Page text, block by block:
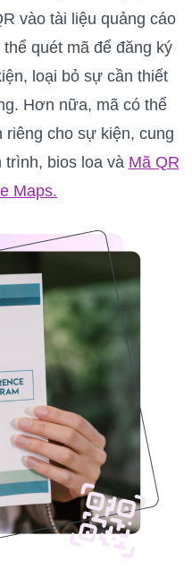
vào tài liệu quảng cáo
quét mã để đăng ký
loại bỏ sự cần thiết
Hơn nữa, mã có thể
riêng cho sự kiện, cung
bios loa và Mã QR
Maps.